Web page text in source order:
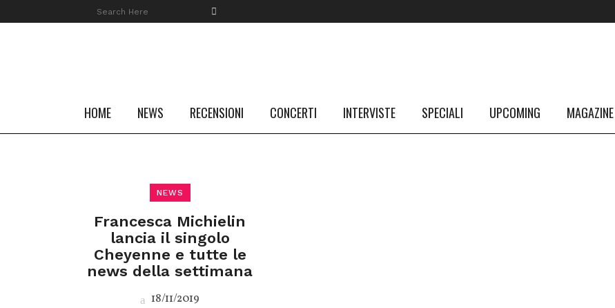
HOME NEWS RECENSIONI CONCERTI INTERVISTE SPECIALI UPCOMING MAGAZINE
NEWS
Francesca Michielin
lancia il singolo
Cheyenne e tutte le
news della settimana
18/11/2019